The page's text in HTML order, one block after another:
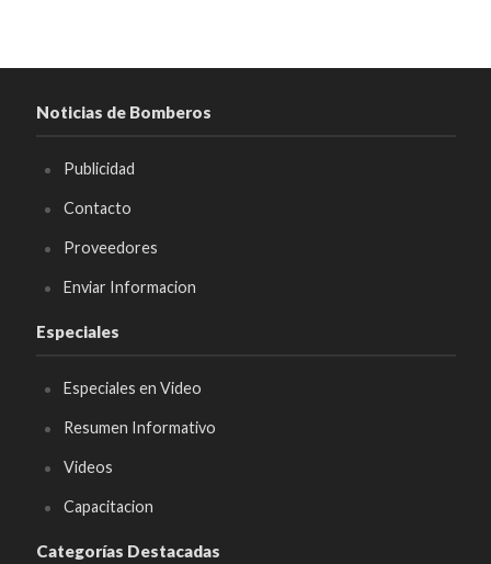
Noticias de Bomberos
Publicidad
Contacto
Proveedores
Enviar Informacion
Especiales
Especiales en Video
Resumen Informativo
Videos
Capacitacion
Categorías Destacadas